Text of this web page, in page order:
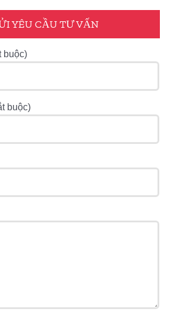
YÊU CẦU TƯ VẤN
buộc)
buộc)